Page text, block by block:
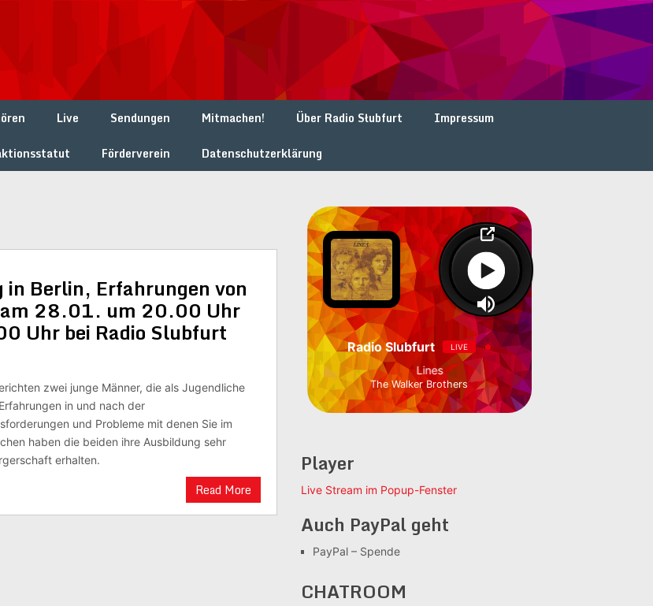
Live Sendungen Mitmachen! Über Radio Słubfurt
Impressum
Förderverein Datenschutzerklärung
in Berlin, Erfahrungen von
am 28.01. um 20.00 Uhr
Uhr bei Radio Slubfurt
zwei junge Männer, die als Jugendliche
in und nach der
und Probleme mit denen Sie im
haben die beiden ihre Ausbildung sehr
erhalten.
Read More
Radio Slubfurt LIVE
Lines
The Walker Brothers
Player
Live Stream im Popup-Fenster
Auch PayPal geht
PayPal – Spende
CHATROOM